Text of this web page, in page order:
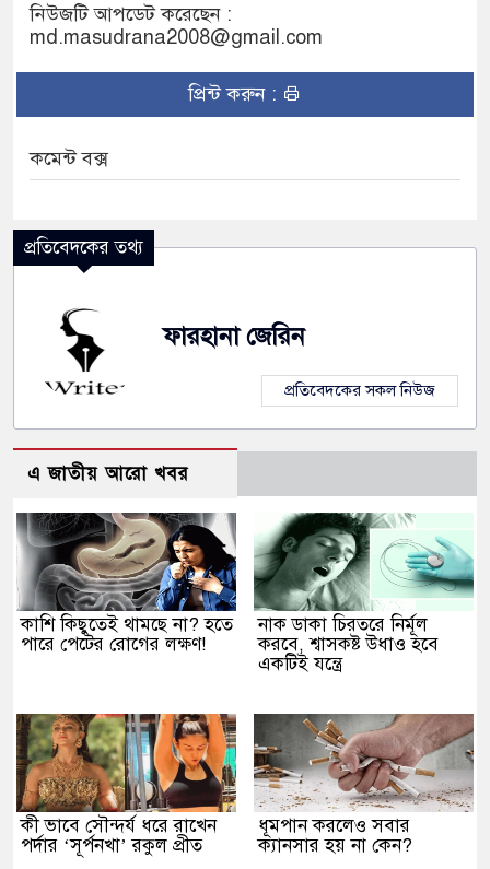
নিউজটি আপডেট করেছেন :
md.masudrana2008@gmail.com
প্রিন্ট করুন :
কমেন্ট বক্স
প্রতিবেদকের তথ্য
ফারহানা জেরিন
প্রতিবেদকের সকল নিউজ
এ জাতীয় আরো খবর
কাশি কিছুতেই থামছে না? হতে
পারে পেটের রোগের লক্ষণ!
নাক ডাকা চিরতরে নির্মূল
করবে, শ্বাসকষ্ট উধাও হবে
একটিই যন্ত্রে
কী ভাবে সৌন্দর্য ধরে রাখেন
পর্দার ‘সূর্পনখা’ রকুল প্রীত
ধূমপান করলেও সবার
ক্যানসার হয় না কেন?